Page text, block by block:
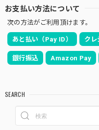
お支払い方法について
次の方法がご利用頂けます。
あと払い（Pay ID） クレ
銀行振込 Amazon Pay
SEARCH